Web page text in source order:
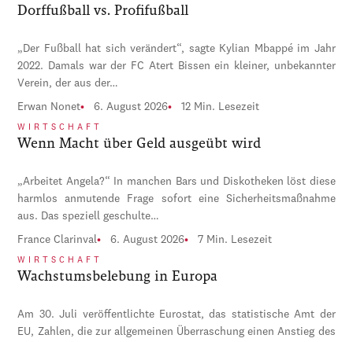
Dorffußball vs. Profifußball
„Der Fußball hat sich verändert“, sagte Kylian Mbappé im Jahr
2022. Damals war der FC Atert Bissen ein kleiner, unbekannter
Verein, der aus der…
Erwan Nonet 6. August 2026 12 Min. Lesezeit
WIRTSCHAFT
Wenn Macht über Geld ausgeübt wird
„Arbeitet Angela?“ In manchen Bars und Diskotheken löst diese
harmlos anmutende Frage sofort eine Sicherheitsmaßnahme
aus. Das speziell geschulte…
France Clarinval 6. August 2026 7 Min. Lesezeit
WIRTSCHAFT
Wachstumsbelebung in Europa
Am 30. Juli veröffentlichte Eurostat, das statistische Amt der
EU, Zahlen, die zur allgemeinen Überraschung einen Anstieg des